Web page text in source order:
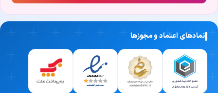
نمادهای اعتماد و مجوزها